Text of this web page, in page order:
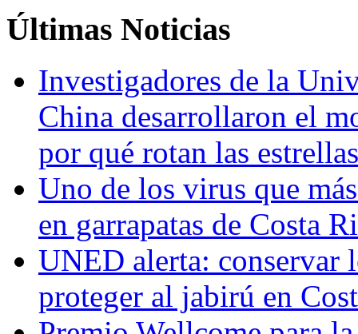
Últimas Noticias
Investigadores de la
China desarrollaron el
por qué rotan las
Uno de los virus que
en garrapatas de Costa
UNED alerta: conservar
proteger al jabirú en